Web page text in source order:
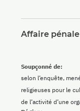
Affaire pénale
Soupçonné de:
selon l’enquête,
religieuses pour le
de l’activité d’une